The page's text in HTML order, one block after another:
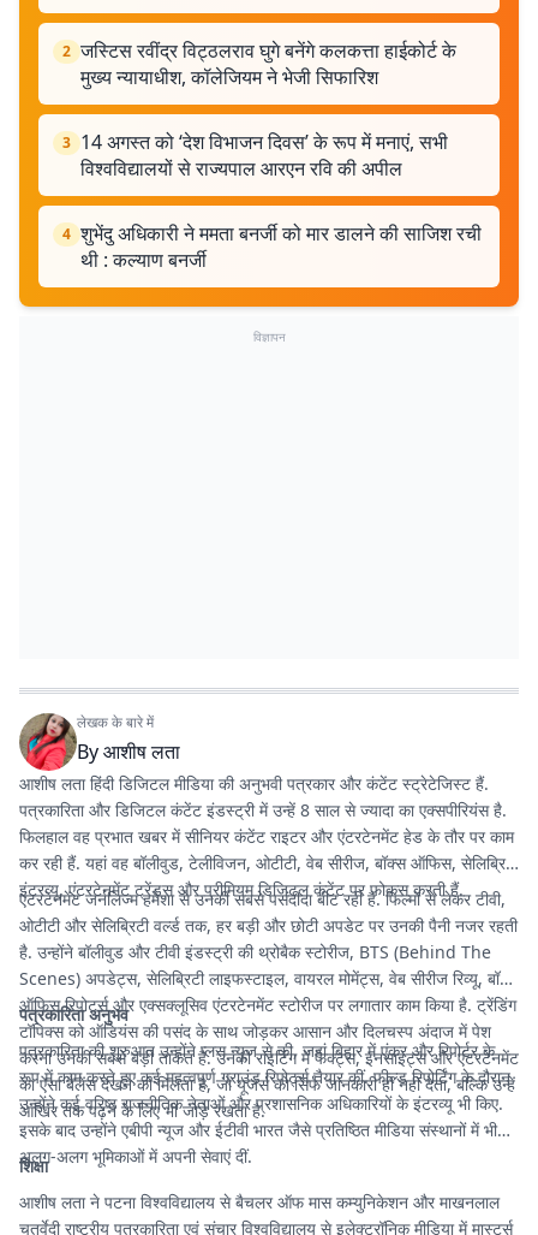
2 जस्टिस रवींद्र विट्ठलराव घुगे बनेंगे कलकत्ता हाईकोर्ट के
मुख्य न्यायाधीश, कॉलेजियम ने भेजी सिफारिश
3 14 अगस्त को ‘देश विभाजन दिवस’ के रूप में मनाएं, सभी
विश्वविद्यालयों से राज्यपाल आरएन रवि की अपील
4 शुभेंदु अधिकारी ने ममता बनर्जी को मार डालने की साजिश रची
थी : कल्याण बनर्जी
विज्ञापन
लेखक के बारे में
Byआशीष लता
आशीष लता हिंदी डिजिटल मीडिया की अनुभवी पत्रकार और कंटेंट स्ट्रेटेजिस्ट हैं.
पत्रकारिता और डिजिटल कंटेंट इंडस्ट्री में उन्हें 8 साल से ज्यादा का एक्सपीरियंस है.
फिलहाल वह प्रभात खबर में सीनियर कंटेंट राइटर और एंटरटेनमेंट हेड के तौर पर काम
कर रही हैं. यहां वह बॉलीवुड, टेलीविजन, ओटीटी, वेब सीरीज, बॉक्स ऑफिस, सेलिब्रिटी
इंटरव्यू, एंटरटेनमेंट ट्रेंड्स और प्रीमियम डिजिटल कंटेंट पर फोकस करती हैं.
एंटरटेनमेंट जर्नलिज्म हमेशा से उनकी सबसे पसंदीदा बीट रही है. फिल्मों से लेकर टीवी,
ओटीटी और सेलिब्रिटी वर्ल्ड तक, हर बड़ी और छोटी अपडेट पर उनकी पैनी नजर रहती
है. उन्होंने बॉलीवुड और टीवी इंडस्ट्री की थ्रोबैक स्टोरीज, BTS (Behind The
Scenes) अपडेट्स, सेलिब्रिटी लाइफस्टाइल, वायरल मोमेंट्स, वेब सीरीज रिव्यू, बॉक्स
ऑफिस रिपोर्ट्स और एक्सक्लूसिव एंटरटेनमेंट स्टोरीज पर लगातार काम किया है. ट्रेंडिंग
टॉपिक्स को ऑडियंस की पसंद के साथ जोड़कर आसान और दिलचस्प अंदाज में पेश
करना उनकी सबसे बड़ी ताकत है. उनकी राइटिंग में फैक्ट्स, इनसाइट्स और एंटरटेनमेंट
का ऐसा बैलेंस देखने को मिलता है, जो यूजर्स को सिर्फ जानकारी ही नहीं देता, बल्कि उन्हें
आखिर तक पढ़ने के लिए भी जोड़े रखता है.
पत्रकारिता अनुभव
पत्रकारिता की शुरुआत उन्होंने प्लस न्यूज से की, जहां बिहार में एंकर और रिपोर्टर के
रूप में काम करते हुए कई महत्वपूर्ण ग्राउंड रिपोर्ट्स तैयार कीं. फील्ड रिपोर्टिंग के दौरान
उन्होंने कई वरिष्ठ राजनीतिक नेताओं और प्रशासनिक अधिकारियों के इंटरव्यू भी किए.
इसके बाद उन्होंने एबीपी न्यूज और ईटीवी भारत जैसे प्रतिष्ठित मीडिया संस्थानों में भी
अलग-अलग भूमिकाओं में अपनी सेवाएं दीं.
शिक्षा
आशीष लता ने पटना विश्वविद्यालय से बैचलर ऑफ मास कम्युनिकेशन और माखनलाल
चतुर्वेदी राष्ट्रीय पत्रकारिता एवं संचार विश्वविद्यालय से इलेक्ट्रॉनिक मीडिया में मास्टर्स